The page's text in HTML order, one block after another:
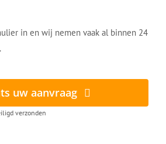
in en wij nemen vaak al binnen 24
uw aanvraag
verzonden